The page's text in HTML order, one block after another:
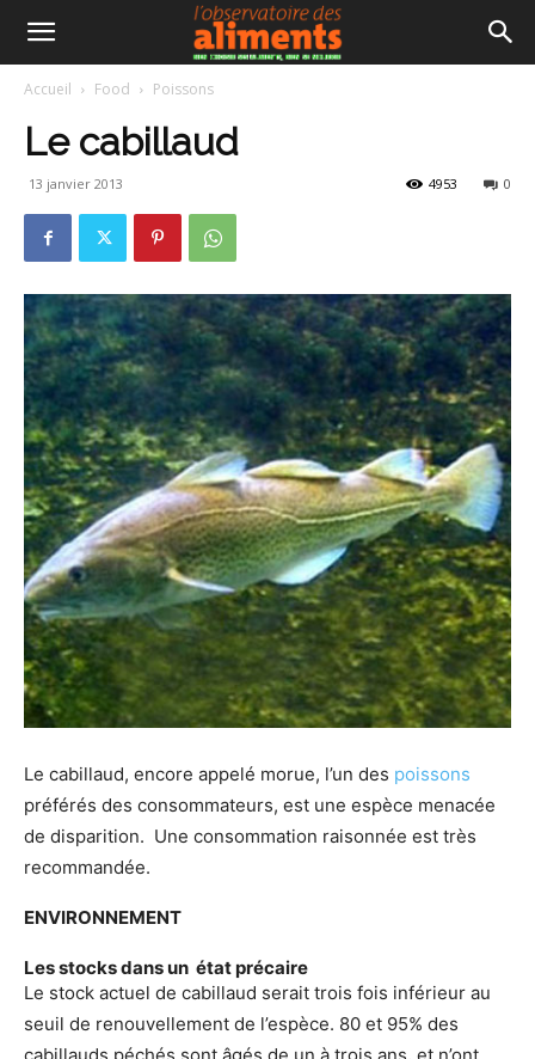
Accueil Food Poissons
Le cabillaud
13 janvier 2013 0
4953
Le cabillaud, encore appelé morue, l’un des poissons
préférés des consommateurs, est une espèce menacée
de disparition. Une consommation raisonnée est très
recommandée.
ENVIRONNEMENT
Les stocks dans un état précaire
Le stock actuel de cabillaud serait trois fois inférieur au
seuil de renouvellement de l’espèce. 80 et 95% des